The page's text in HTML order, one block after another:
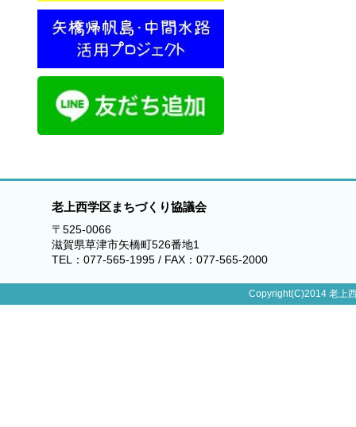
老上西学区まちづくり協議会
〒525-0066
滋賀県草津市矢橋町526番地1
TEL：077-565-1995 / FAX：077-565-2000
Copyright(C)2014 老上